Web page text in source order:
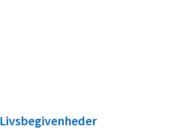
Livsbegivenheder